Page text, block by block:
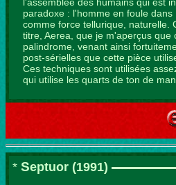
paradoxe : l'homme en foule
comme force tellurique, naturelle.
titre, Aerea, que je m'aperçus que
palindrome, venant ainsi
post-sérielles que cette pièce
Ces techniques sont utilisées
qui utilise les quarts de ton de
* Septuor (1991)